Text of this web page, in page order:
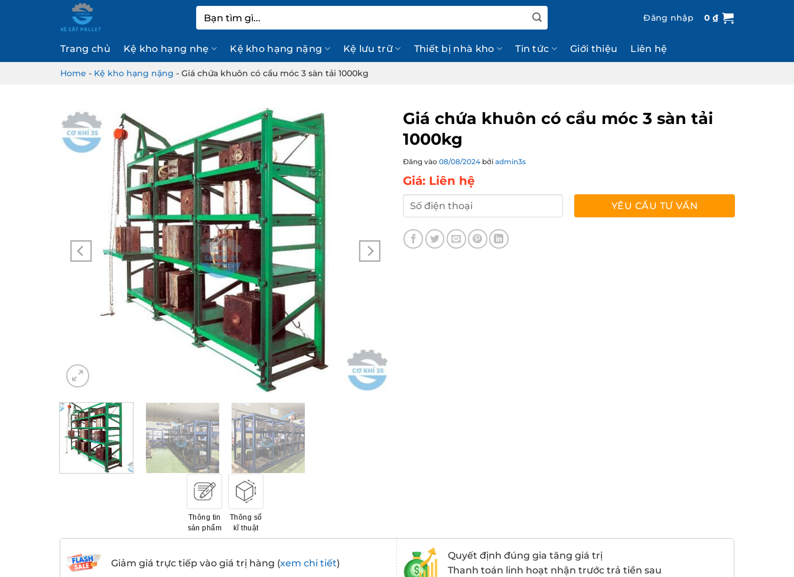
kiếm:
Đăng nhập 0₫
Trang chủ Kệ kho hạng nhẹ Kệ kho hạng nặng Kệ lưu trữ Thiết bị nhà kho Tin tức Giới thiệu Liên hệ
Home - Kệ kho hạng nặng - Giá chứa khuôn có cẩu móc 3 sàn tải 1000kg
Thông tin
sản phẩm
Thông số
kĩ thuật
Giá chứa khuôn có cẩu móc 3 sàn tải
1000kg
Đăng vào 08/08/2024 bởi admin3s
Giá: Liên hệ
Giảm giá trực tiếp vào giá trị hàng (xem chi tiết)
Quyết định đúng gia tăng giá trị
Thanh toán linh hoạt nhận trước trả tiền sau